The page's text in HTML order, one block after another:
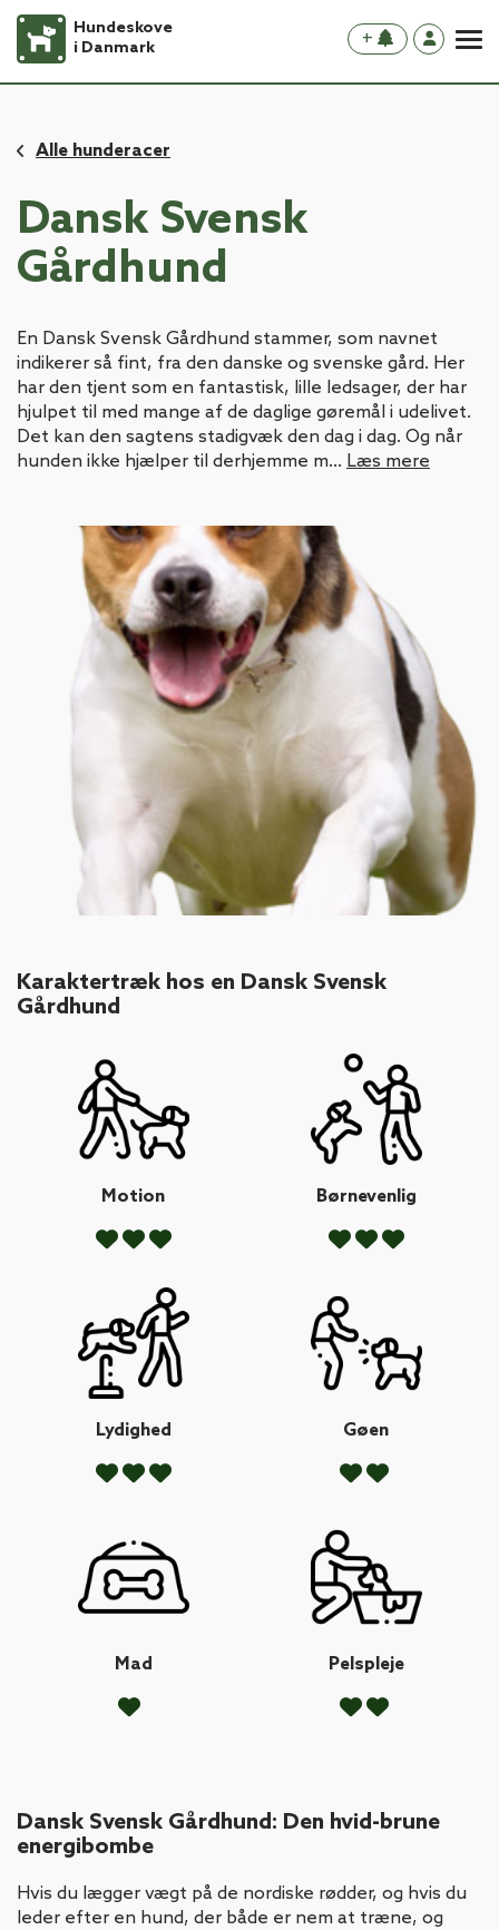
Hundeskove
i Danmark
+
Alle hunderacer
Dansk Svensk
Gårdhund
En Dansk Svensk Gårdhund stammer, som navnet
indikerer så fint, fra den danske og svenske gård. Her
har den tjent som en fantastisk, lille ledsager, der har
hjulpet til med mange af de daglige gøremål i udelivet.
Det kan den sagtens stadigvæk den dag i dag. Og når
hunden ikke hjælper til derhjemme m... Læs mere
Karaktertræk hos en Dansk Svensk
Gårdhund
Motion Børnevenlig
Lydighed Gøen
Mad Pelspleje
Dansk Svensk Gårdhund: Den hvid-brune
energibombe
Hvis du lægger vægt på de nordiske rødder, og hvis du
leder efter en hund, der både er nem at træne, og